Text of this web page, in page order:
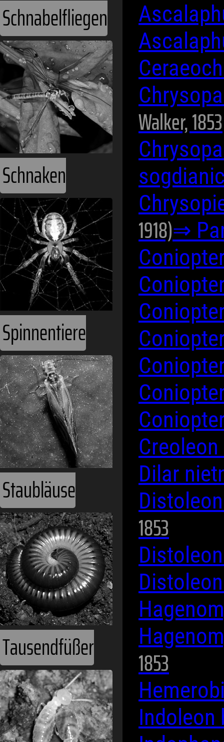
Schnabelfliegen
Schnaken
Spinnentiere
Staubläuse
Tausendfüßer
Walker, 1853
1918)⇒
Dilar
1853
1853